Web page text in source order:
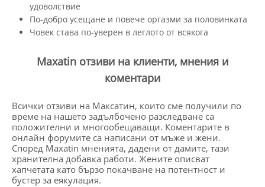
удоволствие
По-добро усещане и повече оргазми за половинката
Човек става по-уверен в леглото от всякога
Maxatin отзиви на клиенти, мнения и
коментари
Всички отзиви на Максатин, които сме получили по
време на нашето задълбочено разследване са
положителни и многообещаващи. Коментарите в
онлайн форумите са написани от мъже и жени.
Според Maxatin мненията, дадени от дамите, тази
хранителна добавка работи. Жените описват
хапчетата като бързо покачване на потентност и
бустер за еякулация.